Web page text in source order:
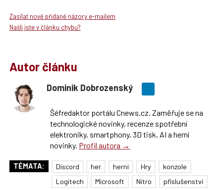
Zasílat nově přidané názory e-mailem
Našli jste v článku chybu?
Autor článku
Dominik Dobrozenský
Šéfredaktor portálu Cnews.cz. Zaměřuje se na
technologické novinky, recenze spotřební
elektroniky, smartphony, 3D tisk, AI a herní
novinky. Profil autora →
TÉMATA: Discord her herní Hry
konzole
Logitech
Microsoft Nitro
příslušenství